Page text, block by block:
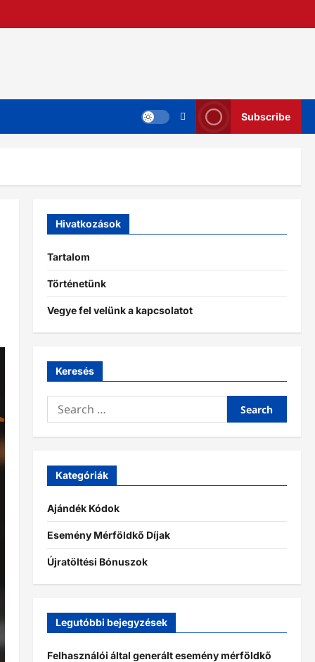
Subscribe
Hivatkozások
Tartalom
Történetünk
Vegye fel velünk a kapcsolatot
Keresés
Search
for:
Kategóriák
Ajándék Kódok
Esemény Mérföldkő Díjak
Újratöltési Bónuszok
Legutóbbi bejegyzések
Felhasználói által generált esemény mérföldkő